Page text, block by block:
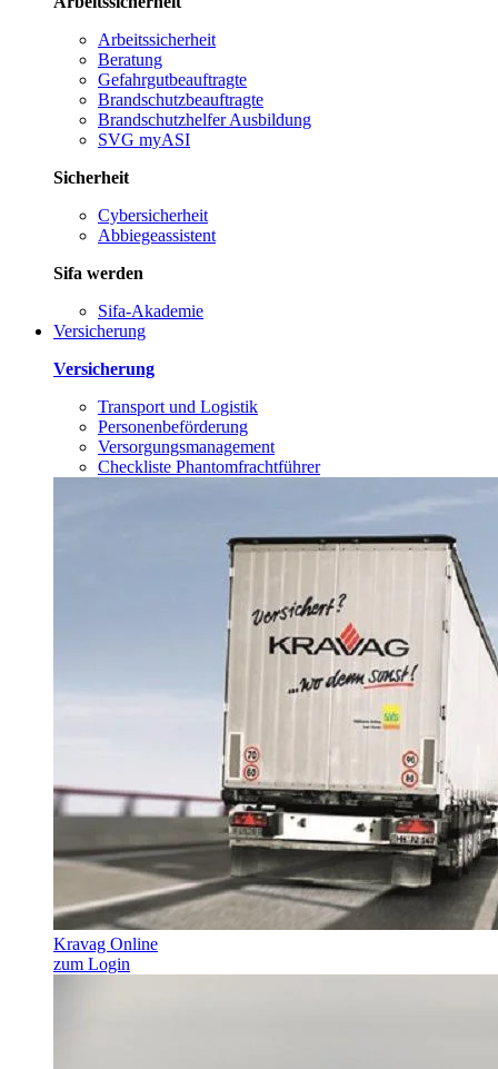
Arbeitssicherheit
Beratung
Gefahrgutbeauftragte
Brandschutzbeauftragte
Brandschutzhelfer Ausbildung
SVG myASI
Sicherheit
Cybersicherheit
Abbiegeassistent
Sifa werden
Sifa-Akademie
Versicherung
Versicherung
Transport und Logistik
Personenbeförderung
Versorgungsmanagement
Checkliste Phantomfrachtführer
Kravag Online
zum Login